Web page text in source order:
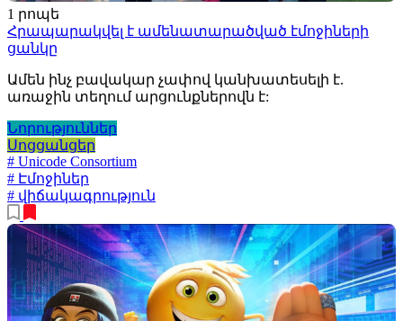
1 րոպե
Հրապարակվել է ամենատարածված էմոջիների
ցանկը
Ամեն ինչ բավակար չափով կանխատեսելի է.
առաջին տեղում արցունքներովն է:
Նորություններ
Սոցցանցեր
# Unicode Consortium
# Էմոջիներ
# վիճակագրություն